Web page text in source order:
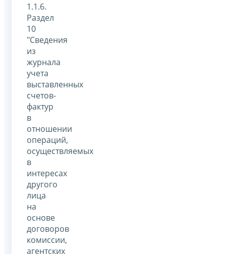
1.1.6.
Раздел
10
"Сведения
из
журнала
учета
выставленных
счетов-
фактур
в
отношении
операций,
осуществляемых
в
интересах
другого
лица
на
основе
договоров
комиссии,
агентских